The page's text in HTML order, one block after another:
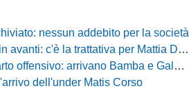
nessun addebito per la società
c'è la trattativa per Mattia Della Morte
offensivo: arrivano Bamba e Galeota
dell'under Matis Corso